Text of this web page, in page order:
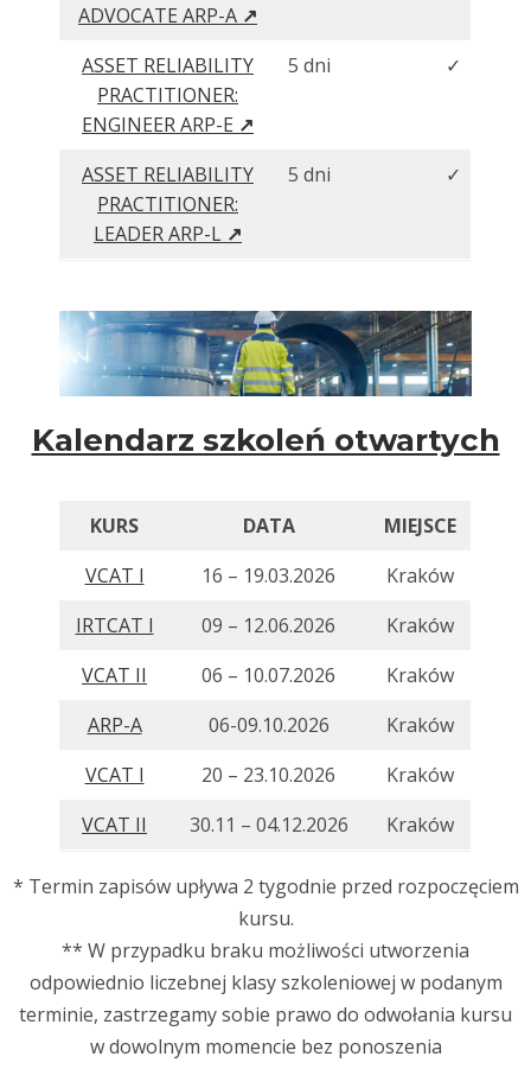
ADVOCATE ARP-A ↗
ASSET RELIABILITY
PRACTITIONER:
ENGINEER ARP-E ↗
5 dni ✓
ASSET RELIABILITY
PRACTITIONER:
LEADER ARP-L ↗
5 dni ✓
Kalendarz szkoleń otwartych
KURS DATA
MIEJSCE
VCAT I
16 – 19.03.2026
Kraków
IRTCAT I
09 – 12.06.2026
Kraków
VCAT II
06 – 10.07.2026
Kraków
ARP-A
06-09.10.2026
Kraków
VCAT I
20 – 23.10.2026
Kraków
VCAT II
30.11 – 04.12.2026 Kraków
* Termin zapisów upływa 2 tygodnie przed rozpoczęciem
kursu.
** W przypadku braku możliwości utworzenia
odpowiednio liczebnej klasy szkoleniowej w podanym
terminie, zastrzegamy sobie prawo do odwołania kursu
w dowolnym momencie bez ponoszenia